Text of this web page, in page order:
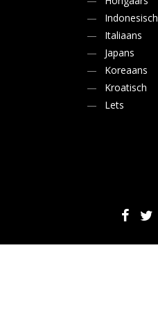
Koppeling TLD's
Bulk backlink checker
AI-kopregelgenerator
AI-outline generator
Snippet Preview
Blogideeën generator
Indonesisch
Italiaans
Japans
Koreaans
Kroatisch
Lets